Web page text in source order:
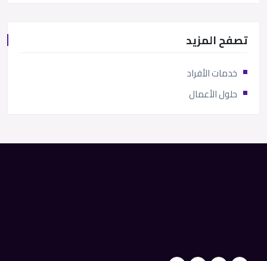
تصفح المزيد
خدمات الأفراد
حلول الأعمال